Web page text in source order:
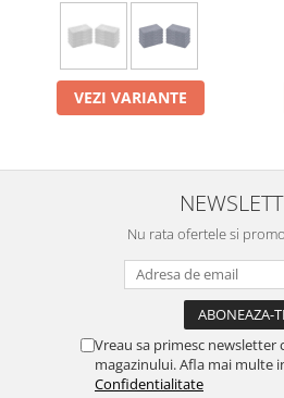
VEZI VARIANTE
Nu rata ofertele si
Vreau sa primesc newsletter
magazinului. Afla mai multe
Confidentialitate